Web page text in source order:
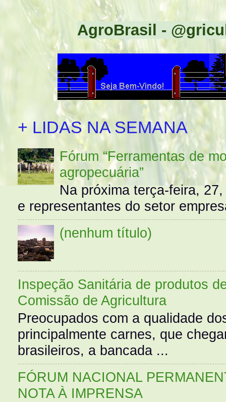
AgroBrasil -
+ LIDAS NA SEMANA
Fórum “Ferramentas de
agropecuária”
Na próxima terça-feira,
e representantes do setor
(nenhum título)
Inspeção Sanitária de produtos
Comissão de Agricultura
Preocupados com a qualidade
principalmente carnes, que
brasileiros, a bancada ...
FÓRUM NACIONAL
NOTA À IMPRENSA